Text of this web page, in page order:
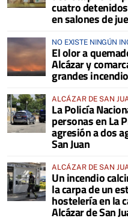
cuatro
en salones de
NO EXISTE NINGÚN
COMARCA
El olor a
Alcázar y
grandes
ALCÁZAR DE SAN
La Policía
personas en La
agresión a dos
San Juan
ALCÁZAR DE SAN
Un incendio
la carpa de un
hostelería en la
Alcázar de San